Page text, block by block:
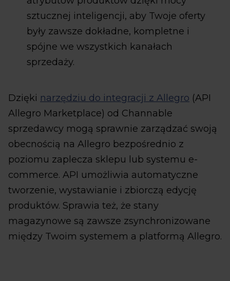
sztucznej inteligencji, aby Twoje oferty
były zawsze dokładne, kompletne i
spójne we wszystkich kanałach
sprzedaży.
Dzięki narzędziu do integracji z Allegro (API
Allegro Marketplace) od Channable
sprzedawcy mogą sprawnie zarządzać swoją
obecnością na Allegro bezpośrednio z
poziomu zaplecza sklepu lub systemu e-
commerce. API umożliwia automatyczne
tworzenie, wystawianie i zbiorczą edycję
produktów. Sprawia też, że stany
magazynowe są zawsze zsynchronizowane
między Twoim systemem a platformą Allegro.